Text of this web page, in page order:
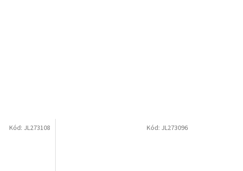
Kód: JL273108 Kód: JL273096